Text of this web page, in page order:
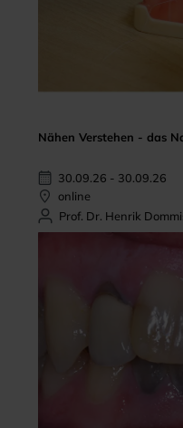
Nähen Verstehen - das
30.09.26 - 30.09.26
online
Prof. Dr. Henrik